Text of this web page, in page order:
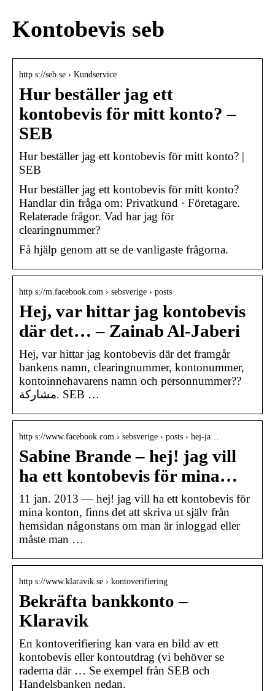
Kontobevis seb
http s://seb.se › Kundservice
Hur beställer jag ett
kontobevis för mitt konto? –
SEB
Hur beställer jag ett kontobevis för mitt konto? |
SEB
Hur beställer jag ett kontobevis för mitt konto?
Handlar din fråga om: Privatkund · Företagare.
Relaterade frågor. Vad har jag för
clearingnummer?
Få hjälp genom att se de vanligaste frågorna.
http s://m.facebook.com › sebsverige › posts
Hej, var hittar jag kontobevis
där det… – Zainab Al-Jaberi
Hej, var hittar jag kontobevis där det framgår
bankens namn, clearingnummer, kontonummer,
kontoinnehavarens namn och personnummer??
مشاركة. SEB …
http s://www.facebook.com › sebsverige › posts › hej-ja…
Sabine Brande – hej! jag vill
ha ett kontobevis för mina…
11 jan. 2013 — hej! jag vill ha ett kontobevis för
mina konton, finns det att skriva ut själv från
hemsidan någonstans om man är inloggad eller
måste man …
http s://www.klaravik.se › kontoverifiering
Bekräfta bankkonto –
Klaravik
En kontoverifiering kan vara en bild av ett
kontobevis eller kontoutdrag (vi behöver se
raderna där … Se exempel från SEB och
Handelsbanken nedan.